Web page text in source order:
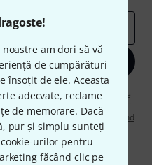
am dori să vă
de cumpărături
însoțit de ele. Aceasta
adecvate, reclame
de memorare. Dacă
pur și simplu sunteți
urilor pentru
făcând clic pe
acum
de acord să primiți publicitate
moment. Puteți găsi informații
în regulamentul nostru privind
.